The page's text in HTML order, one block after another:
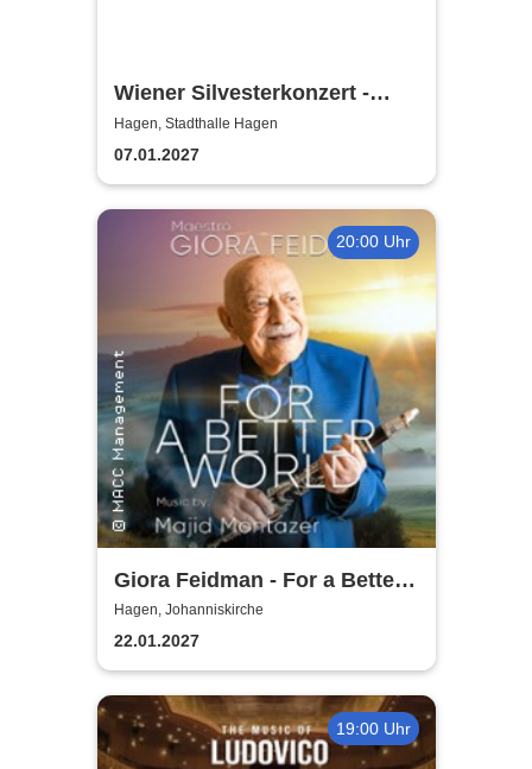
Wiener Silvesterkonzert -
Wiener Neujahrskonzert
Hagen, Stadthalle Hagen
07.01.2027
20:00 Uhr
Giora Feidman - For a Better
World
Hagen, Johanniskirche
22.01.2027
19:00 Uhr